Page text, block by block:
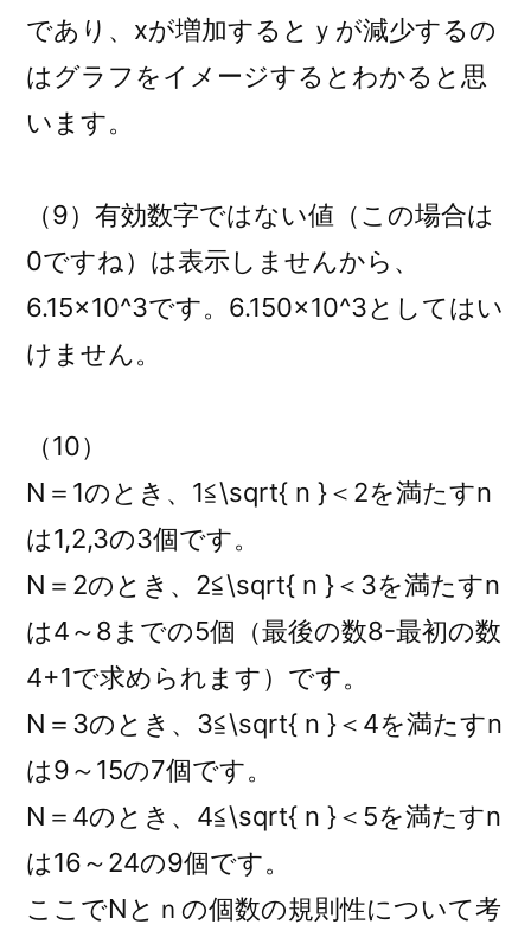
であり、xが増加するとｙが減少するの
はグラフをイメージするとわかると思
います。
（9）有効数字ではない値（この場合は
0ですね）は表示しませんから、
6.15×10^3です。6.150×10^3としてはい
けません。
（10）
N＝1のとき、1≦\sqrt{ n }＜2を満たすn
は1,2,3の3個です。
N＝2のとき、2≦\sqrt{ n }＜3を満たすn
は4～8までの5個（最後の数8-最初の数
4+1で求められます）です。
N＝3のとき、3≦\sqrt{ n }＜4を満たすn
は9～15の7個です。
N＝4のとき、4≦\sqrt{ n }＜5を満たすn
は16～24の9個です。
ここでNとｎの個数の規則性について考